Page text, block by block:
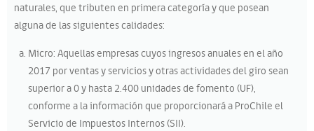
naturales, que tributen en primera categoría y que posean
alguna de las siguientes calidades:
Micro: Aquellas empresas cuyos ingresos anuales en el año
2017 por ventas y servicios y otras actividades del giro sean
superior a 0 y hasta 2.400 unidades de fomento (UF),
conforme a la información que proporcionará a ProChile el
Servicio de Impuestos Internos (SII).